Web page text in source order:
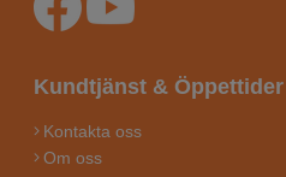
Kundtjänst & Öppettider
Kontakta oss
Om oss